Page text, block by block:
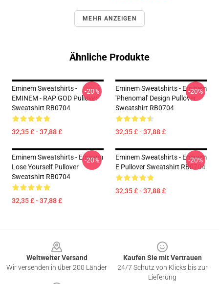
MEHR ANZEIGEN
Ähnliche Produkte
Eminem Sweatshirts -
EMINEM - RAP GOD Pullover
Sweatshirt RB0704
32,35 £ - 37,88 £
-20%
Eminem Sweatshirts - Eminem
'Phenomal' Design Pullover
Sweatshirt RB0704
32,35 £ - 37,88 £
-20%
Eminem Sweatshirts - Eminem
Lose Yourself Pullover
Sweatshirt RB0704
32,35 £ - 37,88 £
-20%
Eminem Sweatshirts - Eminem
E Pullover Sweatshirt RB0704
32,35 £ - 37,88 £
-20%
Weltweiter Versand
Wir versenden in über 200 Länder
Kaufen Sie mit Vertrauen
24/7 Schutz von Klicks bis zur
Lieferung